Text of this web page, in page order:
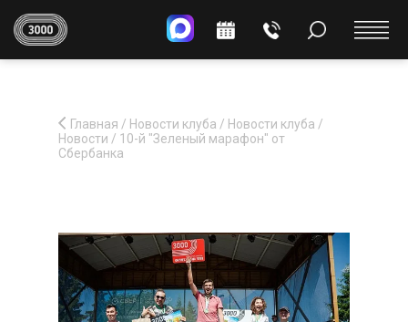
Главная / Новости клуба / Новости клуба /
Новости / 10-й "Зеленый марафон" от
Сбербанка